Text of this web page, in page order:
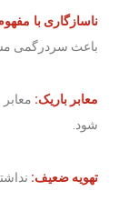
ناسازگاری با
باعث سردرگمی
معابر باریک:
شود.
تهویه ضعیف: